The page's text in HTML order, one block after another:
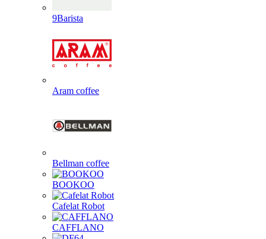
9Barista
Aram coffee
Bellman coffee
BOOKOO
Cafelat Robot
CAFFLANO